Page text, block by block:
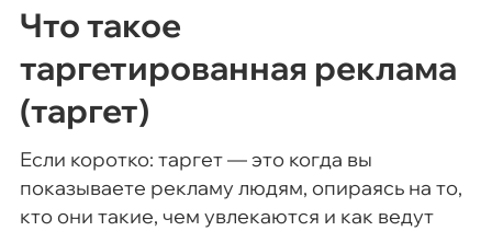
Что такое
таргетированная реклама
(таргет)
Если коротко: таргет — это когда вы
показываете рекламу людям, опираясь на то,
кто они такие, чем увлекаются и как ведут